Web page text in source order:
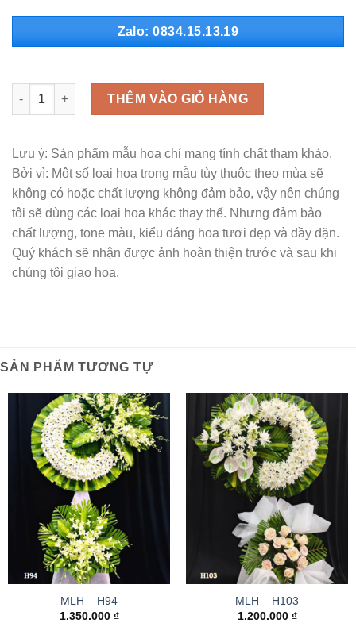
Zalo: 0834.15.13.19
MLH - H278 số lượng
THÊM VÀO GIỎ HÀNG
Lưu ý: Sản phẩm mẫu hoa chỉ mang tính chất tham khảo.
Bởi vì: Một số loại hoa trong mẫu tùy thuộc theo mùa sẽ
không có hoặc chất lượng không đảm bảo, vậy nên chúng
tôi sẽ dùng các loại hoa khác thay thế. Nhưng đảm bảo
chất lượng, tone màu, kiểu dáng hoa tươi đẹp và đầy đặn.
Quý khách sẽ nhận được ảnh hoàn thiện trước và sau khi
chúng tôi giao hoa.
SẢN PHẨM TƯƠNG TỰ
MLH – H94
1.350.000 ₫
MLH – H103
1.200.000 ₫